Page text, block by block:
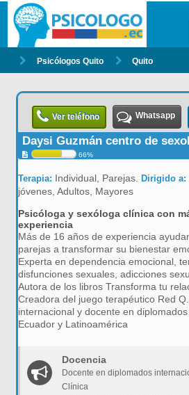
Psicólogos Quito Quito
Ver teléfono Whatsapp
Daysi Guzmán centro de
66%
Terapia: Individual, Parejas.Dirigido a:
jóvenes, Adultos, Mayores
Psicóloga y sexóloga clínica con
experiencia
Más de 16 años de experiencia
parejas a transformar su bienestar
Experta en dependencia emocional,
disfunciones sexuales, adicciones
Autora de los libros Transforma tu
Creadora del juego terapéutico Red
internacional y docente en
Ecuador y Latinoamérica
Docencia
Docente en diplomados
Clínica